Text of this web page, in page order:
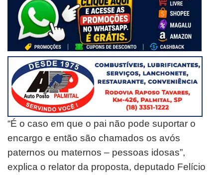
“É o caso em que o pai não pode suportar o
encargo e então são chamados os avós
paternos ou maternos – pessoas idosas”,
explica o relator da proposta, deputado Felício